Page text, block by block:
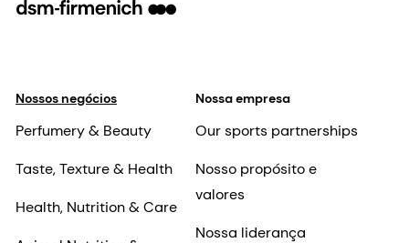
Nossos negócios
Perfumery & Beauty
Taste, Texture & Health
Health, Nutrition & Care
Nossa empresa
Our sports partnerships
Nosso propósito e
valores
Nossa liderança